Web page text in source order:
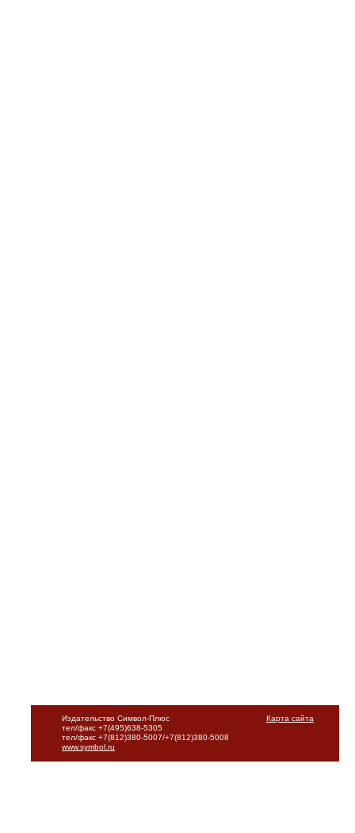
Карта сайта
Издательство Символ-Плюс
тел/факс +7(495)638-5305
тел/факс +7(812)380-5007/+7(812)380-5008
www.symbol.ru